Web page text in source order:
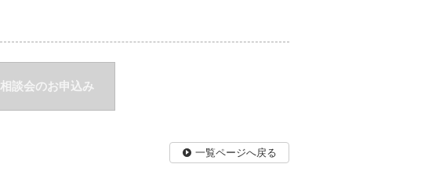
談会のお申込み
一覧ページへ戻る